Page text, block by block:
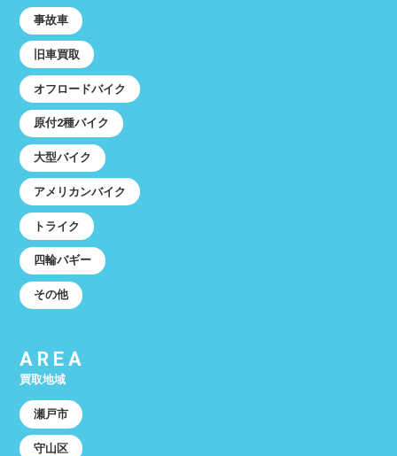
事故車
旧車買取
オフロードバイク
原付2種バイク
大型バイク
アメリカンバイク
トライク
四輪バギー
その他
AREA
買取地域
瀬戸市
守山区